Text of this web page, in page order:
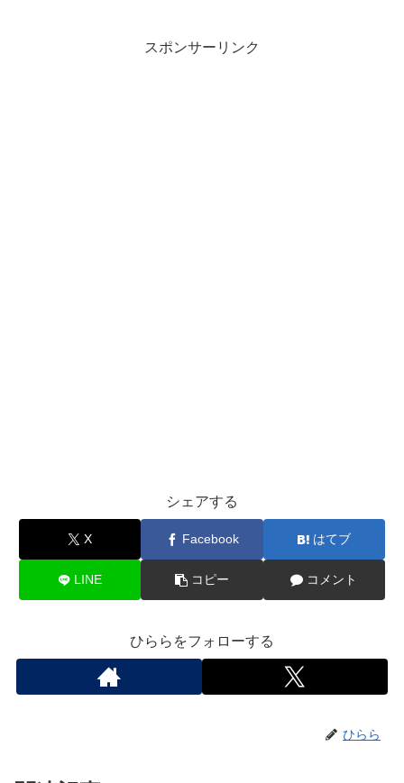
スポンサーリンク
シェアする
X Facebook はてブ
LINE コピー コメント
ひららをフォローする
ひらら